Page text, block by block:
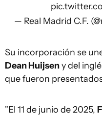
— Real Madrid C.F.
Su incorporación se
Dean Huijseny del
que fueron
"El 11 de junio de 2025,